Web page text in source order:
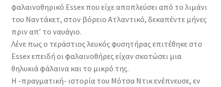
φαλαινοθηρικό Essex που είχε αποπλεύσει από το λιμάνι
του Ναντάκετ, στον βόρειο Ατλαντικό, δεκαπέντε μήνες
πριν απ’ το ναυάγιο.
Λένε πως ο τεράστιος λευκός φυσητήρας επιτέθηκε στο
Essex επειδή οι φαλαινοθήρες είχαν σκοτώσει μια
θηλυκιά φάλαινα και το μικρό της.
Η -πραγματική- ιστορία του Μότσα Ντικ ενέπνευσε, εν